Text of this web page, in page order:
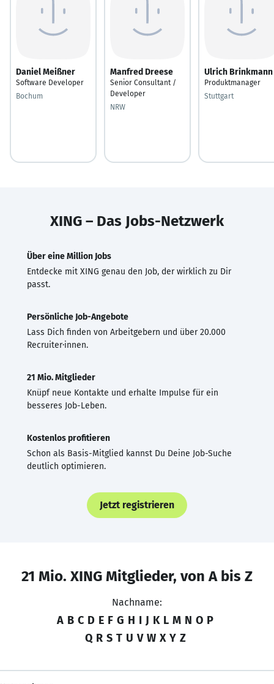
Daniel Meißner
Software Developer
Bochum
Manfred Dreese
Senior Consultant /
Developer
NRW
Ulrich Brinkmann
Produktmanager
Stuttgart
XING – Das Jobs-Netzwerk
Über eine Million Jobs
Entdecke mit XING genau den Job, der wirklich zu Dir
passt.
Persönliche Job-Angebote
Lass Dich finden von Arbeitgebern und über 20.000
Recruiter·innen.
21 Mio. Mitglieder
Knüpf neue Kontakte und erhalte Impulse für ein
besseres Job-Leben.
Kostenlos profitieren
Schon als Basis-Mitglied kannst Du Deine Job-Suche
deutlich optimieren.
Jetzt registrieren
21 Mio. XING Mitglieder, von A bis Z
Nachname:
A B C D E F G H I J K L M N O P
Q R S T U V W X Y Z